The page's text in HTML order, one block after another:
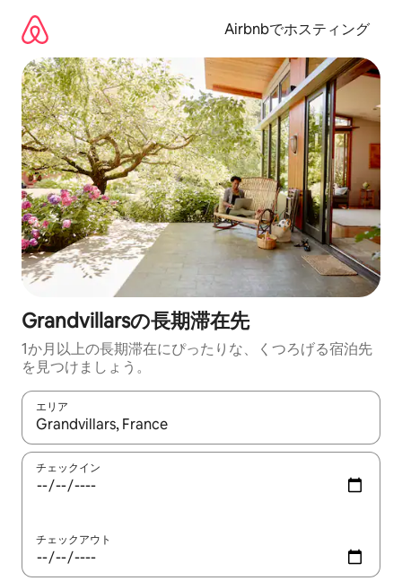
Airbnbでホスティング
Grandvillarsの長期滞在先
1か月以上の長期滞在にぴったりな、くつろげる宿泊先
を見つけましょう。
エリア
検索結果が表示されたら、上下の矢印キーを使って移動するか
チェックイン
チェックアウト